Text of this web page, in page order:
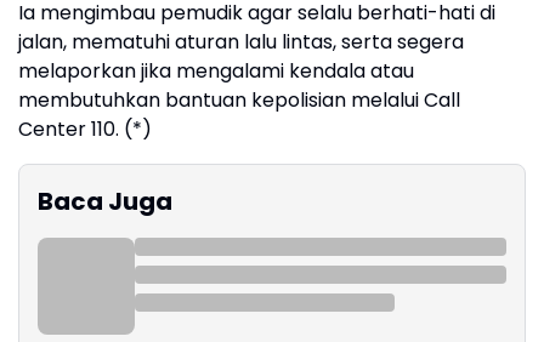
Ia mengimbau pemudik agar selalu berhati-hati di
jalan, mematuhi aturan lalu lintas, serta segera
melaporkan jika mengalami kendala atau
membutuhkan bantuan kepolisian melalui Call
Center 110. (*)
Baca Juga